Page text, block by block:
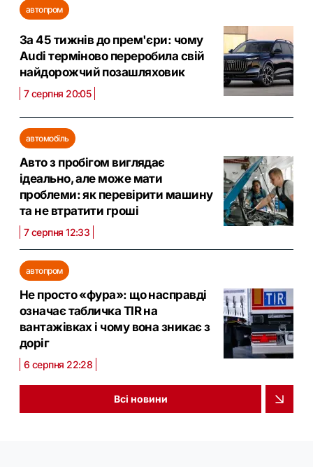
автопром
За 45 тижнів до прем'єри: чому
Audi терміново переробила свій
найдорожчий позашляховик
7 серпня 20:05
автомобіль
Авто з пробігом виглядає
ідеально, але може мати
проблеми: як перевірити машину
та не втратити гроші
7 серпня 12:33
автопром
Не просто «фура»: що насправді
означає табличка TIR на
вантажівках і чому вона зникає з
доріг
6 серпня 22:28
Всі новини